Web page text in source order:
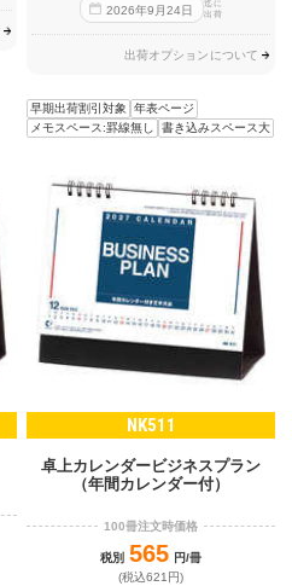
2026年9 月24日
迄に
出荷
出荷オプションについて
早期出荷割引対象
年表ページ
メモスペース:罫線無し
書き込みスペース大
NK511
卓上カレンダービジネスプラン
（年間カレンダー付）
100冊注文時価格
税別 565 円/冊
(税込621円)